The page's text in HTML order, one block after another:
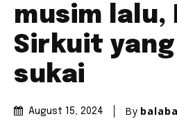
musim lalu,
Sirkuit yang
sukai
August 15, 2024 By